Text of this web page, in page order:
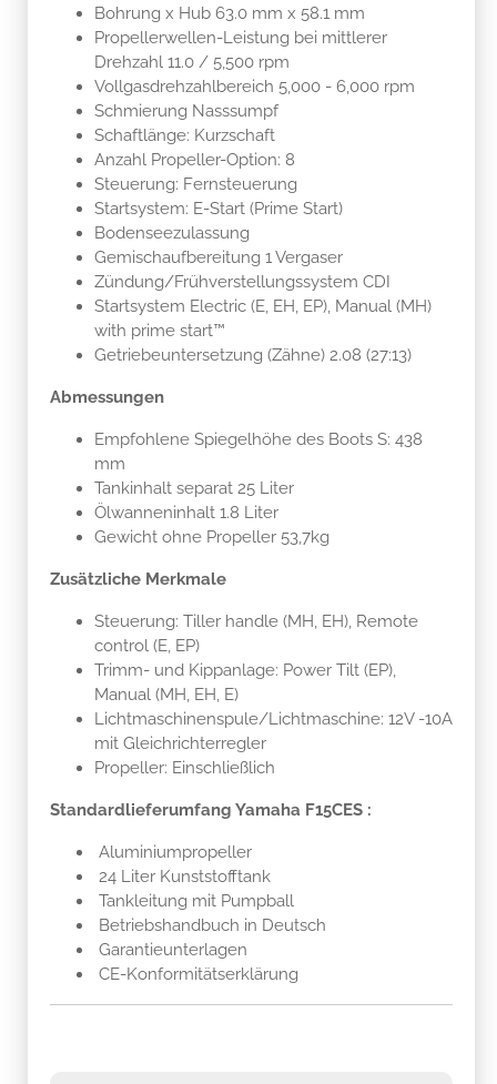
Bohrung x Hub 63.0 mm x 58.1 mm
Propellerwellen-Leistung bei mittlerer
Drehzahl 11.0 / 5,500 rpm
Vollgasdrehzahlbereich 5,000 - 6,000 rpm
Schmierung Nasssumpf
Schaftlänge: Kurzschaft
Anzahl Propeller-Option: 8
Steuerung: Fernsteuerung
Startsystem: E-Start (Prime Start)
Bodenseezulassung
Gemischaufbereitung 1 Vergaser
Zündung/Frühverstellungssystem CDI
Startsystem Electric (E, EH, EP), Manual (MH)
with prime start™
Getriebeuntersetzung (Zähne) 2.08 (27:13)
Abmessungen
Empfohlene Spiegelhöhe des Boots S: 438
mm
Tankinhalt separat 25 Liter
Ölwanneninhalt 1.8 Liter
Gewicht ohne Propeller 53,7kg
Zusätzliche Merkmale
Steuerung: Tiller handle (MH, EH), Remote
control (E, EP)
Trimm- und Kippanlage: Power Tilt (EP),
Manual (MH, EH, E)
Lichtmaschinenspule/Lichtmaschine: 12V -10A
mit Gleichrichterregler
Propeller: Einschließlich
Standardlieferumfang Yamaha F15CES :
Aluminiumpropeller
24 Liter Kunststofftank
Tankleitung mit Pumpball
Betriebshandbuch in Deutsch
Garantieunterlagen
CE-Konformitätserklärung